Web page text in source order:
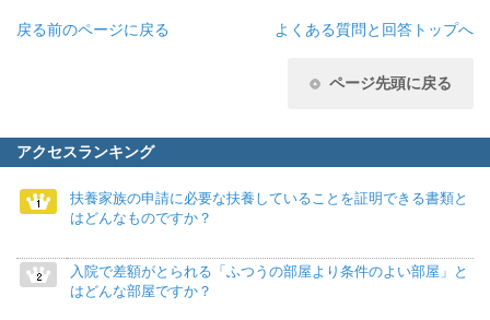
戻る よくある質問と回答トップへ
前のページに戻る
ページ先頭に戻る
アクセスランキング
扶養家族の申請に必要な扶養していることを証明できる書類と
はどんなものですか？
入院で差額がとられる「ふつうの部屋より条件のよい部屋」と
はどんな部屋ですか？